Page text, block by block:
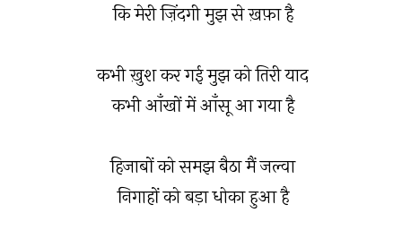
कि मेरी ज़िंदगी मुझ से ख़फ़ा है
कभी ख़ुश कर गई मुझ को तिरी याद
कभी आँखों में आँसू आ गया है
हिजाबों को समझ बैठा मैं जल्वा
निगाहों को बड़ा धोका हुआ है